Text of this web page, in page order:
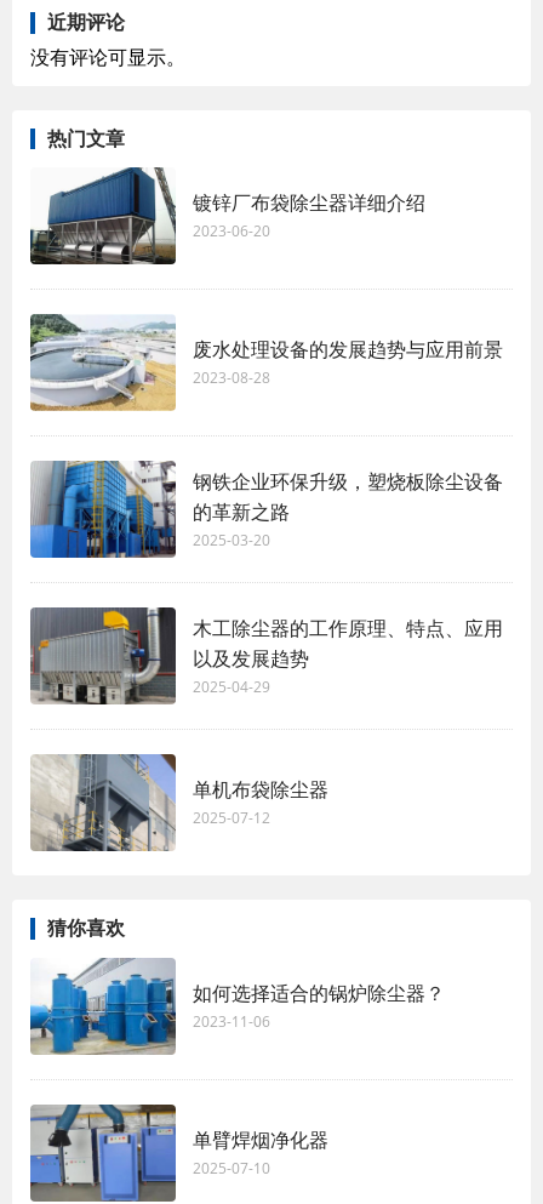
近期评论
没有评论可显示。
热门文章
镀锌厂布袋除尘器详细介绍
2023-06-20
废水处理设备的发展趋势与应用前景
2023-08-28
钢铁企业环保升级，塑烧板除尘设备
的革新之路
2025-03-20
木工除尘器的工作原理、特点、应用
以及发展趋势
2025-04-29
单机布袋除尘器
2025-07-12
猜你喜欢
如何选择适合的锅炉除尘器？
2023-11-06
单臂焊烟净化器
2025-07-10